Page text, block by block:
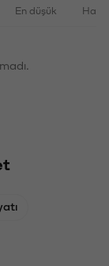
En düşük